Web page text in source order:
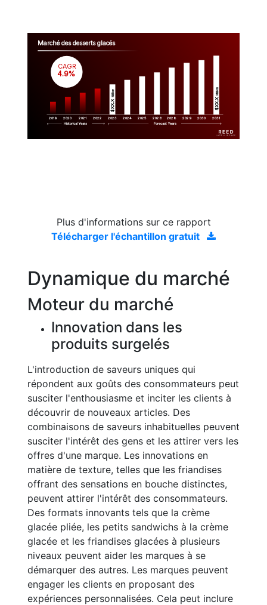
Marché des desserts glacés
2019 2020 2021 2022 2023 2024 2025 2026 2028 2029 2030 2031
$XX.X
Million
$XX.X
Million
CAGR
4.9%
Historical Years Forecast Years
Plus d'informations sur ce rapport
Télécharger l'échantillon gratuit
Dynamique du marché
Moteur du marché
Innovation dans les
produits surgelés
L'introduction de saveurs uniques qui
répondent aux goûts des consommateurs peut
susciter l'enthousiasme et inciter les clients à
découvrir de nouveaux articles. Des
combinaisons de saveurs inhabituelles peuvent
susciter l'intérêt des gens et les attirer vers les
offres d'une marque. Les innovations en
matière de texture, telles que les friandises
offrant des sensations en bouche distinctes,
peuvent attirer l'intérêt des consommateurs.
Des formats innovants tels que la crème
glacée pliée, les petits sandwichs à la crème
glacée et les friandises glacées à plusieurs
niveaux peuvent aider les marques à se
démarquer des autres. Les marques peuvent
engager les clients en proposant des
expériences personnalisées. Cela peut inclure